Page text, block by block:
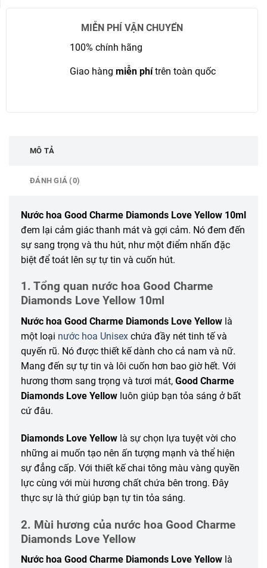
MIỄN PHÍ VẬN CHUYỂN
100% chính hãng
Giao hàng miễn phítrên toàn quốc
MÔ TẢ
ĐÁNH GIÁ (0)
Nước hoa Good Charme Diamonds Love Yellow 10ml
đem lại cảm giác thanh mát và gợi cảm. Nó đem đến
sự sang trọng và thu hút, như một điểm nhấn đặc
biệt để toát lên sự tự tin và cuốn hút.
1. Tổng quan nước hoa Good Charme
Diamonds Love Yellow 10ml
Nước hoa Good Charme Diamonds Love Yellow là
một loại nước hoa Unisex chứa đầy nét tinh tế và
quyến rũ. Nó được thiết kế dành cho cả nam và nữ.
Mang đến sự tự tin và lôi cuốn hơn bao giờ hết. Với
hương thơm sang trọng và tươi mát, Good Charme
Diamonds Love Yellow luôn giúp bạn tỏa sáng ở bất
cứ đâu.
Diamonds Love Yellow là sự chọn lựa tuyệt vời cho
những ai muốn tạo nên ấn tượng mạnh và thể hiện
sự đẳng cấp. Với thiết kế chai tông màu vàng quyền
lực cùng với mùi hương chất chứa bên trong. Đây
thực sự là thứ giúp bạn tự tin tỏa sáng.
2. Mùi hương của nước hoa Good Charme
Diamonds Love Yellow
Nước hoa Good Charme Diamonds Love Yellow là